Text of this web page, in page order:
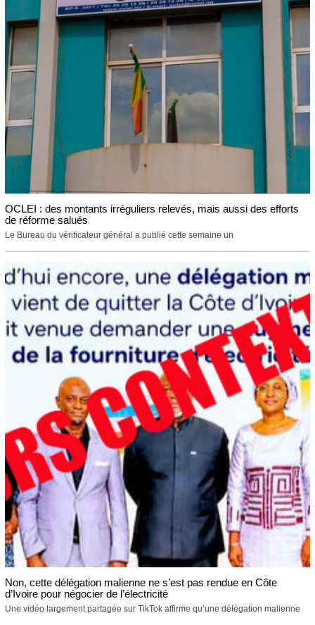
OCLEI : des montants irréguliers relevés, mais aussi des efforts
de réforme salués
Le Bureau du vérificateur général a publié cette semaine un
Non, cette délégation malienne ne s’est pas rendue en Côte
d’Ivoire pour négocier de l’électricité
Une vidéo largement partagée sur TikTok affirme qu’une délégation malienne